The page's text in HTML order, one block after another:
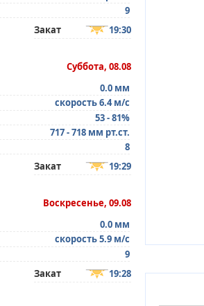
9
Закат 19:30
Суббота, 08.08
0.0 мм
скорость 6.4 м/с
53 - 81%
717 - 718 мм рт.ст.
8
Закат 19:29
Воскресенье, 09.08
0.0 мм
скорость 5.9 м/с
9
Закат 19:28